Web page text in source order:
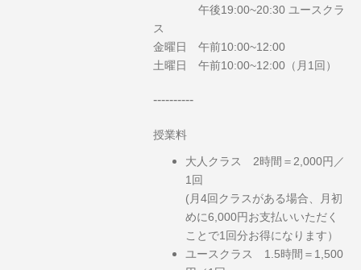
午後19:00~20:30 ユースクラ
ス
金曜日 午前10:00~12:00
土曜日 午前10:00~12:00（月1回）
----------
授業料
大人クラス 2時間＝2,000円／
1回
(月4回クラスがある場合、月初
めに6,000円お支払いいただく
ことで1回分お得になります）
ユースクラス 1.5時間＝1,500